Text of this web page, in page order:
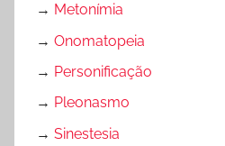
→ Metonímia
→ Onomatopeia
→ Personificação
→ Pleonasmo
→ Sinestesia